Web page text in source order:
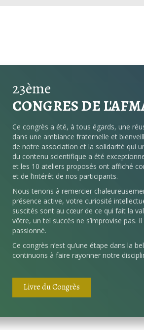
23ème
CONGRES DE
Ce congrès a été, à tous égards, une
dans une ambiance fraternelle et
de notre association et la solidarité qui
du contenu scientifique a été
et les 10 ateliers proposés ont affiché
et de l’intérêt de nos participants.
Nous tenons à remercier
présence active, votre curiosité
suscités sont au cœur de ce qui fait la
vôtre, un tel succès ne s’improvise pas.
passionné.
Ce congrès n’est qu’une étape dans la
continuons à faire rayonner notre
Livre du Congrès